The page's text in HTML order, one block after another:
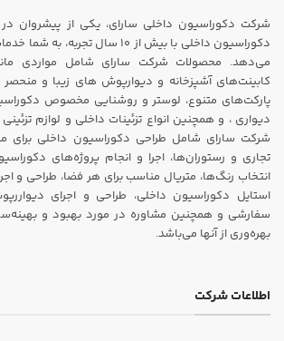
شرکت دکوراسیون داخلی سارای، یکی از پیشروان در
دکوراسیون داخلی با بیش از ۱۰ سال
می‌دهد. محصولات شرکت سارای شامل مواردی
کابینت‌های آشپزخانه و دیوارپوش های زیبا و منحصر
پارکت‌های متنوع، لوستر و روشنایی مخصوص
دیواری ، و همچنین انواع تزئینات داخلی و لوازم
شرکت سارای شامل طراحی دکوراسیون داخلی برای
تجاری و رستوران‌ها، اجرا و انجام پروژه‌های
انتخاب رنگ‌ها، متریال مناسب برای هر فضا، طراحی و
استایل دکوراسیون داخلی، طراحی و اجرای
سفارشی و همچنین مشاوره در مورد بهبود و
بهره‌وری از آنها می‌باشد.
اطلاعات شرکت